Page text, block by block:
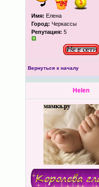
Имя: Елена
Город: Черкассы
Репутация: 5
Вернуться к началу
Helen